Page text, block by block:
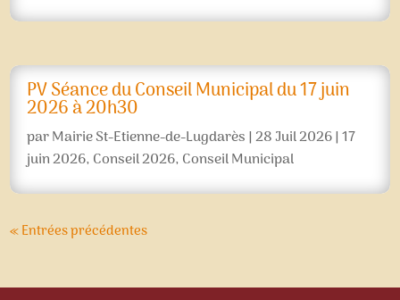
PV Séance du Conseil Municipal du 17 juin
2026 à 20h30
parMairie St-Etienne-de-Lugdarès|28 Juil 2026|17
juin 2026, Conseil 2026, Conseil Municipal
« Entrées précédentes